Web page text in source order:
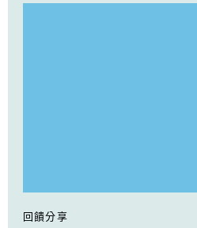
回饋分享